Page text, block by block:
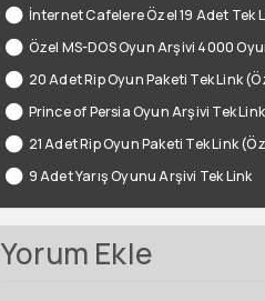
İnternet Cafelere Özel 19 Adet Tek
Özel MS-DOS Oyun Arşivi 4000
20 Adet Rip Oyun Paketi Tek Link
Prince of Persia Oyun Arşivi Tek
21 Adet Rip Oyun Paketi Tek Link
9 Adet Yarış Oyunu Arşivi Tek Link
Yorum Ekle